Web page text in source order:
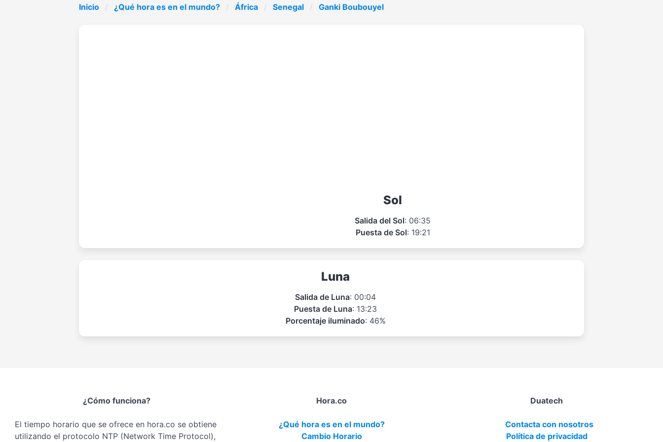
Inicio ¿Qué hora es en el mundo? África Senegal Ganki Boubouyel
Sol
Salida del Sol: 06:35
Puesta de Sol: 19:21
Luna
Salida de Luna: 00:04
Puesta de Luna: 13:23
Porcentaje iluminado: 46%
¿Cómo funciona?
El tiempo horario que se ofrece en hora.co se obtiene
utilizando el protocolo NTP (Network Time Protocol),
Hora.co
¿Qué hora es en el mundo?
Cambio Horario
Duatech
Contacta con nosotros
Política de privacidad